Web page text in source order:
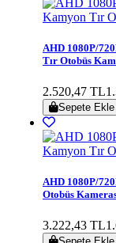
AHD 1080P/
Tır Otobüs
2.520,47 TL
Sepete Ekle
AHD 1080P/
Otobüs
3.222,43 TL